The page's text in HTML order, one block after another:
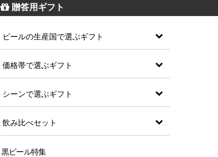
贈答用ギフト
ビールの生産国で選ぶギフト
価格帯で選ぶギフト
シーンで選ぶギフト
飲み比べセット
黒ビール特集